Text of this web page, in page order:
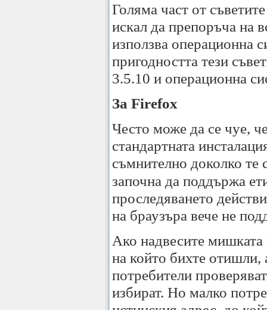
Голяма част от
искал да препоръча на
използва операционна
пригодността тези
3.5.10 и операционна
За Firefox
Често може да се чуе,
стандартната
съмнително доколко те
започна да поддържа
проследяването
на браузъра вече не
Ако надвесите мишката
на който бихте отишли,
потребители
избират. Но малко